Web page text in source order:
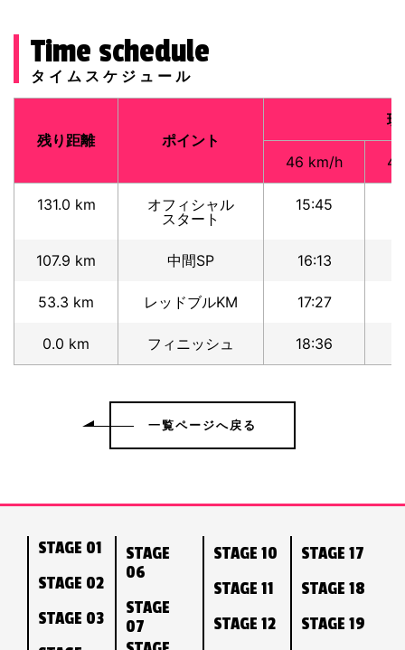
Time schedule
タイムスケジュール
残り距離 ポイント
現
46 km/h
131.0 km
オフィシャル
スタート
15:45
107.9 km 中間SP 16:13
53.3 km レッドブルKM 17:27
0.0 km フィニッシュ 18:36
一覧ページへ戻る
STAGE 01
STAGE 02
STAGE 03
STAGE
06
STAGE
07
STAGE 10
STAGE 11
STAGE 12
STAGE 17
STAGE 18
STAGE 19